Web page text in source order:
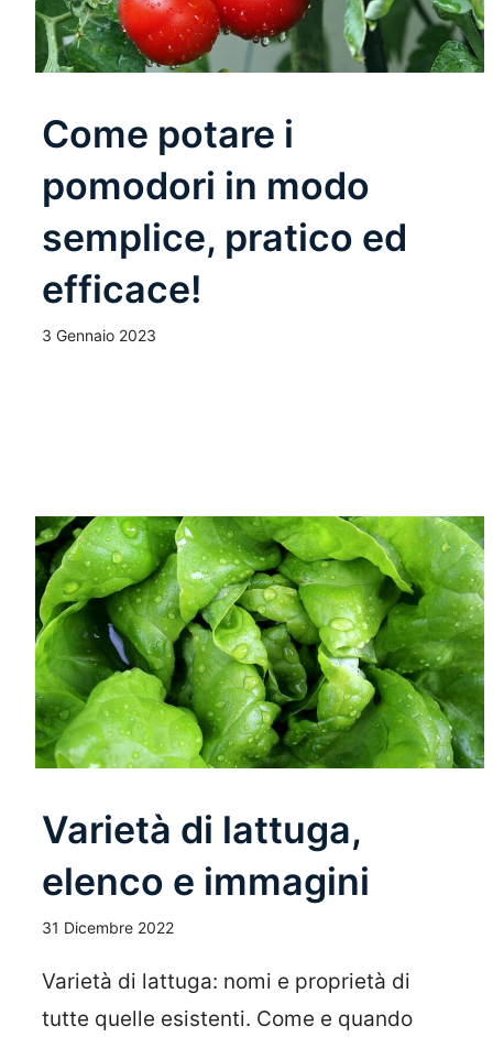
Come potare i
pomodori in modo
semplice, pratico ed
efficace!
3 Gennaio 2023
Varietà di lattuga,
elenco e immagini
31 Dicembre 2022
Varietà di lattuga: nomi e proprietà di
tutte quelle esistenti. Come e quando